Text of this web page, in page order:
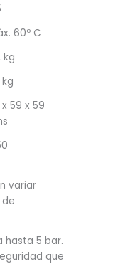
60º C
kg
x 59 x 59
variar
hasta 5 bar.
que